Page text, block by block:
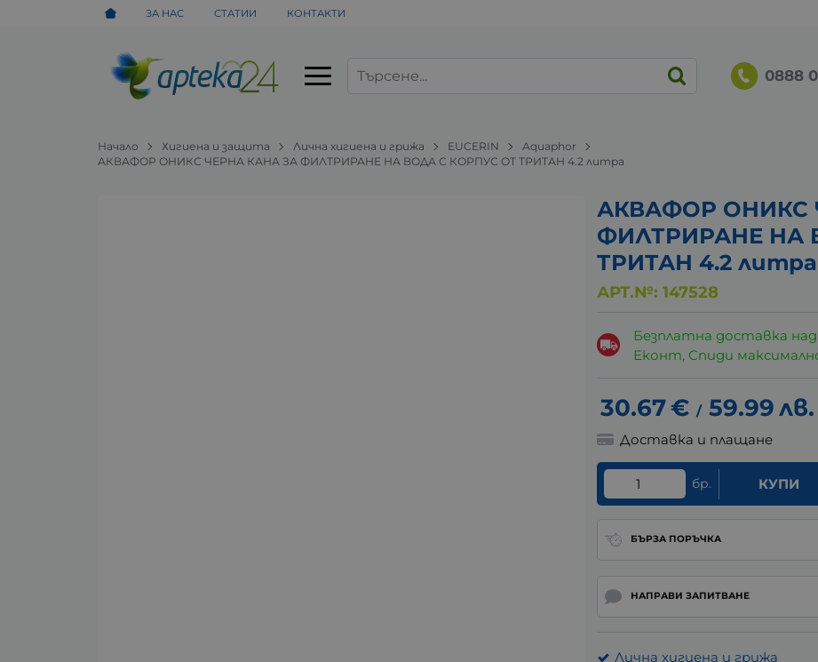
ЗА НАС СТАТИИ КОНТАКТИ
0888
Начало Хигиена и защита Лична хигиена и грижа EUCERIN
Aquaphor
АКВАФОР ОНИКС ЧЕРНА КАНА ЗА ФИЛТРИРАНЕ НА ВОДА С КОРПУС ОТ ТРИТАН 4.2 литра
АКВАФОР ОНИКС
ФИЛТРИРАНЕ НА
ТРИТАН 4.2 литра
АРТ.№: 147528
Безплатна доставка
Еконт, Спиди
30.67€ / 59.99лв.
Доставка и плащане
бр. КУПИ
БЪРЗА ПОРЪЧКА
НАПРАВИ ЗАПИТВАНЕ
Лична хигиена и грижа